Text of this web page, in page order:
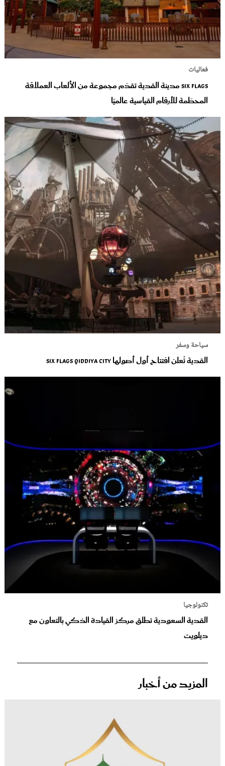
فعاليات
Six Flags مدينة القدية تقدّم مجموعة من الألعاب العملاقة
المحطّمة للأرقام القياسية عالميًا
سياحة وسفر
القدية تُعلن افتتاح أول أصولها Six Flags Qiddiya City
تكنولوجيا
القدية السعودية تطلق مركز القيادة الذكي بالتعاون مع
ديلويت
المزيد من أخبار